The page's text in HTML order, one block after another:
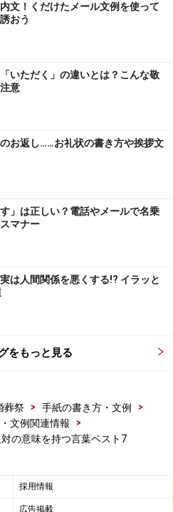
とがあって浮き浮きする様
で落ち着いていられなくな
味です。
では共通ですが、ウキウキ
まりではなく、不安や恐れで
かなくなる」の意味で使うの
ね。
をすること。
方ということではなく、「う
抜く、物事の隠れているわか
文！くだけたメール文例を使って
おう
「いただく」の違いとは？こんな敬
意
お返し……お礼状の書き方や挨拶文
す」は正しい？電話やメールで名乗
マナー
は人間関係を悪くする!? イラッと
をもっと見る
葬祭 > 手紙の書き方・文例
>
文例関連情報
>
の意味を持つ言葉ベスト7
採用情報
広告掲載